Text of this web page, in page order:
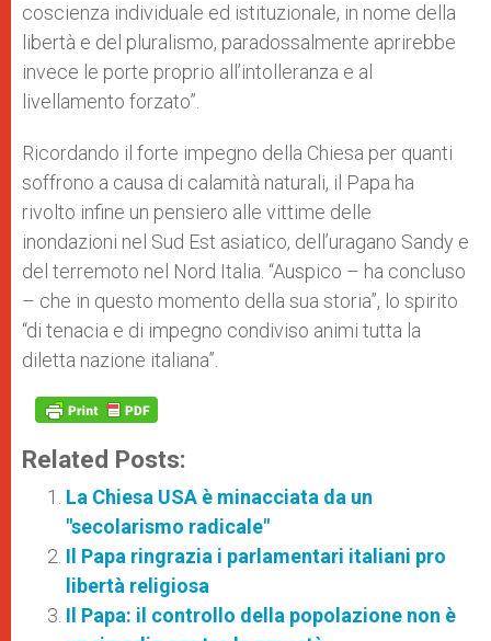
coscienza individuale ed istituzionale, in nome della
libertà e del pluralismo, paradossalmente aprirebbe
invece le porte proprio all’intolleranza e al
livellamento forzato”.
Ricordando il forte impegno della Chiesa per quanti
soffrono a causa di calamità naturali, il Papa ha
rivolto infine un pensiero alle vittime delle
inondazioni nel Sud Est asiatico, dell’uragano Sandy e
del terremoto nel Nord Italia. “Auspico – ha concluso
– che in questo momento della sua storia”, lo spirito
“di tenacia e di impegno condiviso animi tutta la
diletta nazione italiana”.
Related Posts:
La Chiesa USA è minacciata da un
"secolarismo radicale"
Il Papa ringrazia i parlamentari italiani pro
libertà religiosa
Il Papa: il controllo della popolazione non è